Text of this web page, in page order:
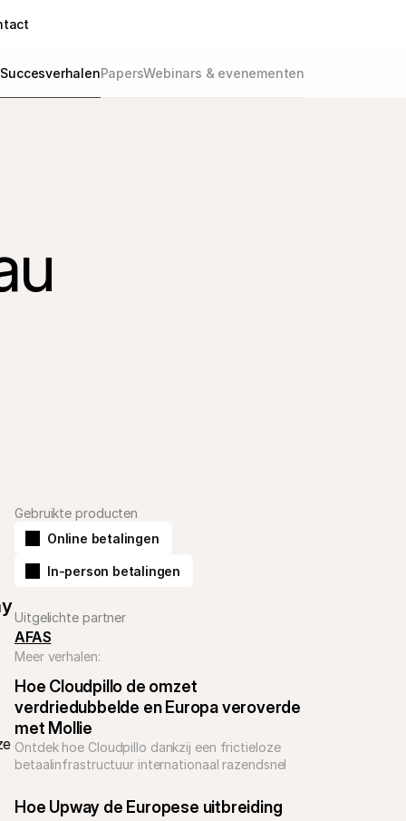
SuccesverhalenPapersWebinars & evenementen
Gebruikte producten
Online betalingen
In-person betalingen
Uitgelichte partner
AFAS
Meer verhalen:
Hoe Cloudpillo de omzet
verdriedubbelde en Europa veroverde
met Mollie
Ontdek hoe Cloudpillo dankzij een frictieloze
betaalinfrastructuur internationaal razendsnel
Hoe Upway de Europese uitbreiding